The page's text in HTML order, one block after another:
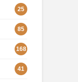
25
85
168
41